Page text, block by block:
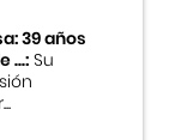
39 años
...:Su